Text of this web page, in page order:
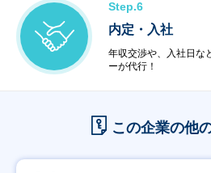
Step.6
内定・入社
年収交渉や、入社日な
ーが代行！
この企業の他